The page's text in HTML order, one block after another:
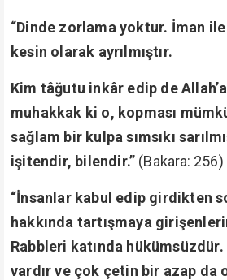
“Dinde zorlama yoktur. İman
kesin olarak ayrılmıştır.
Kim tâğutu inkâr edip de
muhakkak ki o, kopması
sağlam bir kulpa sımsıkı
işitendir, bilendir.” (Bakara: 256)
“İnsanlar kabul edip girdikten
hakkında tartışmaya
Rabbleri katında
vardır ve çok çetin bir azap da